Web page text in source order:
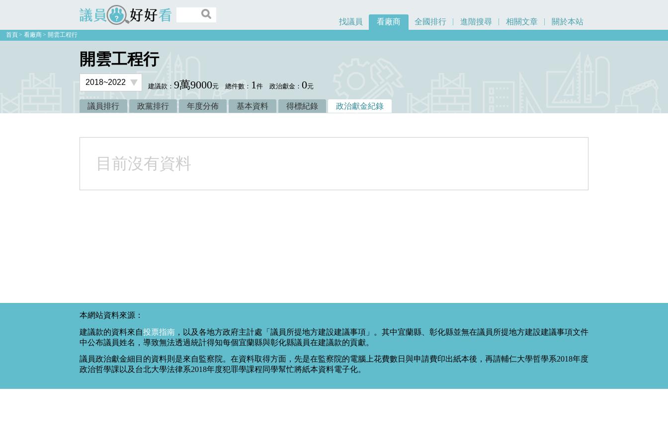
議員好好看
找議員 看廠商 全國排行 進階搜尋 相關文章 關於本站
首頁 看廠商 開雲工程行
開雲工程行
建議款：9萬9000元 總件數： 1件 政治獻金：0元
議員排行 政黨排行 年度分佈 基本資料 得標紀錄 政治獻金紀錄
目前沒有資料
本網站資料來源：
建議款的資料來自投票指南 ，以及各地方政府主計處「議員所提地方建設建議事項」。其中宜蘭縣、彰化縣並無在議員所提地方建設建議事項文件
中公布議員姓名，導致無法透過統計得知每個宜蘭縣與彰化縣議員在建議款的貢獻。
議員政治獻金細目的資料則是來自監察院。在資料取得方面，先是在監察院的電腦上花費數日與申請費印出紙本後，再請輔仁大學哲學系2018年度
政治哲學課以及台北大學法律系2018年度犯罪學課程同學幫忙將紙本資料電子化。